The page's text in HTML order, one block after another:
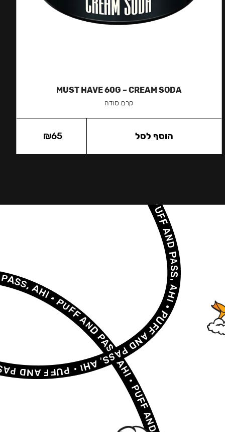
MUST HAVE 60G – CREAM SODA
קרם סודה
₪65 הוסף לסל